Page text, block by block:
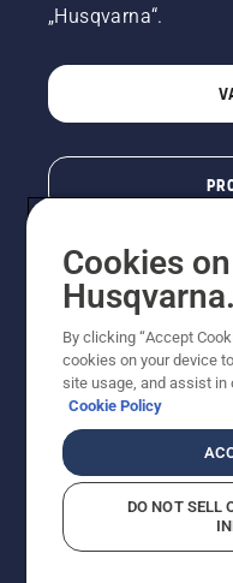
„Husqvarna“.
© „Husqvarna AB“
Nurodoma
įskaitant PVM.
rekomenduoja
"Husqvarna Lietuva"
Cookies on
By clicking “Accept
cookies on your device
site usage, and assist
Cookie Policy
DO NOT SELL